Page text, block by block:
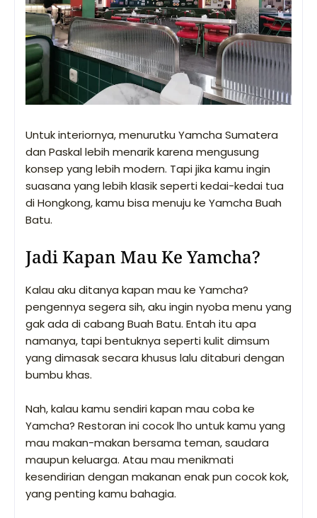
Untuk interiornya, menurutku Yamcha Sumatera
dan Paskal lebih menarik karena mengusung
konsep yang lebih modern. Tapi jika kamu ingin
suasana yang lebih klasik seperti kedai-kedai tua
di Hongkong, kamu bisa menuju ke Yamcha Buah
Batu.
Jadi Kapan Mau Ke Yamcha?
Kalau aku ditanya kapan mau ke Yamcha?
pengennya segera sih, aku ingin nyoba menu yang
gak ada di cabang Buah Batu. Entah itu apa
namanya, tapi bentuknya seperti kulit dimsum
yang dimasak secara khusus lalu ditaburi dengan
bumbu khas.
Nah, kalau kamu sendiri kapan mau coba ke
Yamcha? Restoran ini cocok lho untuk kamu yang
mau makan-makan bersama teman, saudara
maupun keluarga. Atau mau menikmati
kesendirian dengan makanan enak pun cocok kok,
yang penting kamu bahagia.